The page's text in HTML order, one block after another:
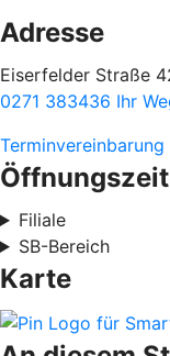
Adresse
Eiserfelder Straße
0271 383436 Ihr
Terminvereinbarung
Filiale
SB-Bereich
Karte